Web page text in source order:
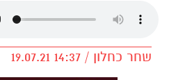
שחר כחלון / 14:37 19.07.21